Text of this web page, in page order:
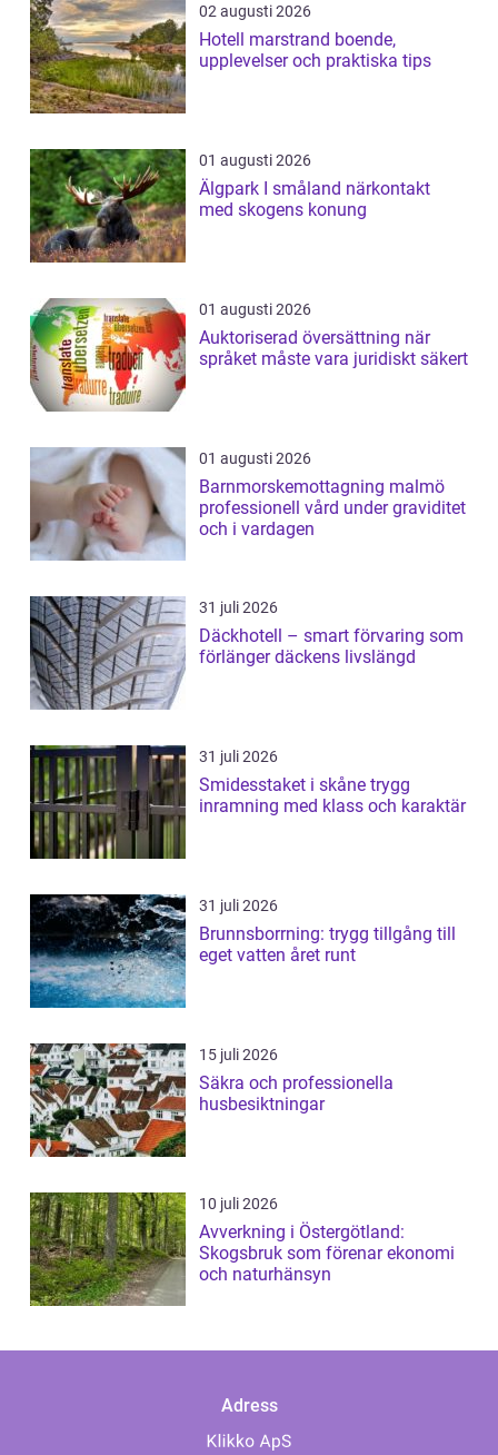
02 augusti 2026
Hotell marstrand boende,
upplevelser och praktiska tips
01 augusti 2026
Älgpark I småland närkontakt
med skogens konung
01 augusti 2026
Auktoriserad översättning när
språket måste vara juridiskt säkert
01 augusti 2026
Barnmorskemottagning malmö
professionell vård under graviditet
och i vardagen
31 juli 2026
Däckhotell – smart förvaring som
förlänger däckens livslängd
31 juli 2026
Smidesstaket i skåne trygg
inramning med klass och karaktär
31 juli 2026
Brunnsborrning: trygg tillgång till
eget vatten året runt
15 juli 2026
Säkra och professionella
husbesiktningar
10 juli 2026
Avverkning i Östergötland:
Skogsbruk som förenar ekonomi
och naturhänsyn
Adress